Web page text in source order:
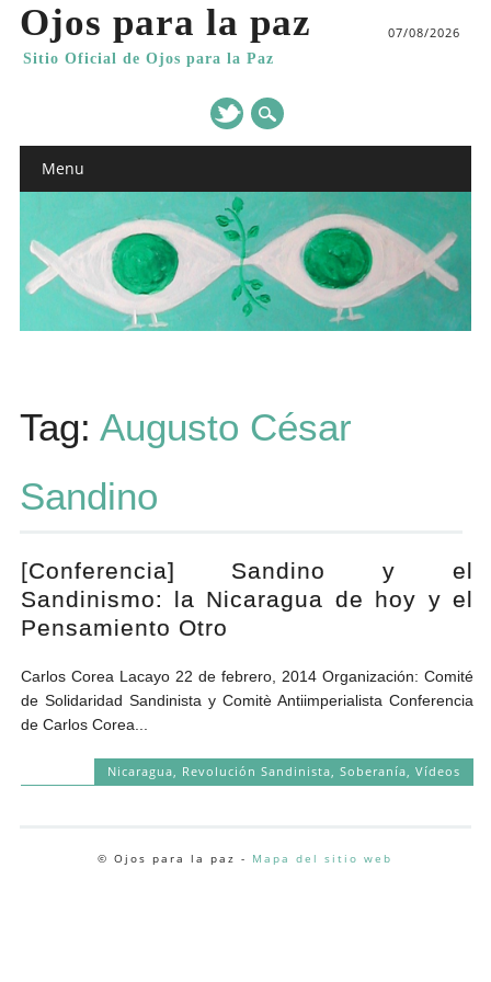
Ojos para la paz
Sitio Oficial de Ojos para la Paz
07/08/2026
Main menu
Menu
Tag: Augusto César
Sandino
[Conferencia] Sandino y el
Sandinismo: la Nicaragua de hoy y el
Pensamiento Otro
Carlos Corea Lacayo 22 de febrero, 2014 Organización: Comité
de Solidaridad Sandinista y Comitè Antiimperialista Conferencia
de Carlos Corea...
Nicaragua Revolución Sandinista ,Soberanía ,Vídeos
© Ojos para la paz - Mapa del sitio web